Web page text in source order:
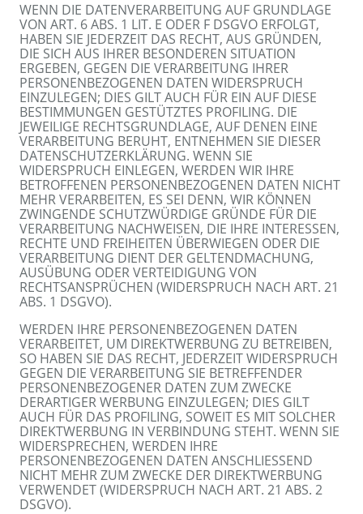
WENN DIE DATENVERARBEITUNG AUF GRUNDLAGE
VON ART. 6 ABS. 1 LIT. E ODER F DSGVO ERFOLGT,
HABEN SIE JEDERZEIT DAS RECHT, AUS GRÜNDEN,
DIE SICH AUS IHRER BESONDEREN SITUATION
ERGEBEN, GEGEN DIE VERARBEITUNG IHRER
PERSONENBEZOGENEN DATEN WIDERSPRUCH
EINZULEGEN; DIES GILT AUCH FÜR EIN AUF DIESE
BESTIMMUNGEN GESTÜTZTES PROFILING. DIE
JEWEILIGE RECHTSGRUNDLAGE, AUF DENEN EINE
VERARBEITUNG BERUHT, ENTNEHMEN SIE DIESER
DATENSCHUTZERKLÄRUNG. WENN SIE
WIDERSPRUCH EINLEGEN, WERDEN WIR IHRE
BETROFFENEN PERSONENBEZOGENEN DATEN NICHT
MEHR VERARBEITEN, ES SEI DENN, WIR KÖNNEN
ZWINGENDE SCHUTZWÜRDIGE GRÜNDE FÜR DIE
VERARBEITUNG NACHWEISEN, DIE IHRE INTERESSEN,
RECHTE UND FREIHEITEN ÜBERWIEGEN ODER DIE
VERARBEITUNG DIENT DER GELTENDMACHUNG,
AUSÜBUNG ODER VERTEIDIGUNG VON
RECHTSANSPRÜCHEN (WIDERSPRUCH NACH ART. 21
ABS. 1 DSGVO).
WERDEN IHRE PERSONENBEZOGENEN DATEN
VERARBEITET, UM DIREKTWERBUNG ZU BETREIBEN,
SO HABEN SIE DAS RECHT, JEDERZEIT WIDERSPRUCH
GEGEN DIE VERARBEITUNG SIE BETREFFENDER
PERSONENBEZOGENER DATEN ZUM ZWECKE
DERARTIGER WERBUNG EINZULEGEN; DIES GILT
AUCH FÜR DAS PROFILING, SOWEIT ES MIT SOLCHER
DIREKTWERBUNG IN VERBINDUNG STEHT. WENN SIE
WIDERSPRECHEN, WERDEN IHRE
PERSONENBEZOGENEN DATEN ANSCHLIESSEND
NICHT MEHR ZUM ZWECKE DER DIREKTWERBUNG
VERWENDET (WIDERSPRUCH NACH ART. 21 ABS. 2
DSGVO).